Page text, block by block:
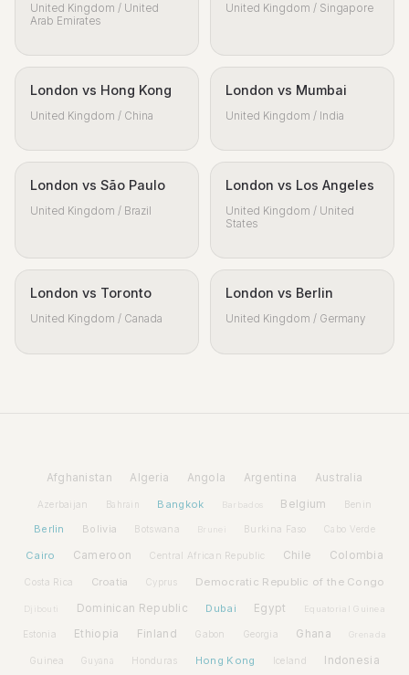
United Kingdom / United
Arab Emirates
United Kingdom / Singapore
London vs Hong Kong
United Kingdom / China
London vs Mumbai
United Kingdom / India
London vs São Paulo
United Kingdom / Brazil
London vs Los Angeles
United Kingdom / United
States
London vs Toronto
United Kingdom / Canada
London vs Berlin
United Kingdom / Germany
Afghanistan Algeria Angola Argentina Australia
Azerbaijan Bahrain Bangkok Barbados Belgium Benin
Berlin Bolivia Botswana Brunei Burkina Faso Cabo Verde
Cairo Cameroon Central African Republic Chile Colombia
Costa Rica Croatia Cyprus Democratic Republic of the Congo
Djibouti Dominican Republic Dubai Egypt Equatorial Guinea
Estonia Ethiopia Finland Gabon Georgia Ghana Grenada
Guinea Guyana Honduras Hong Kong Iceland Indonesia